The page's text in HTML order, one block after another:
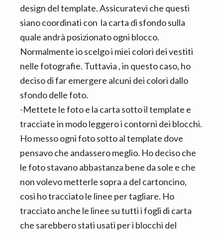
design del template. Assicuratevi che questi
siano coordinati con la carta di sfondo sulla
quale andrà posizionato ogni blocco.
Normalmente io scelgo i miei colori dei vestiti
nelle fotografie. Tuttavia , in questo caso, ho
deciso di far emergere alcuni dei colori dallo
sfondo delle foto.
-Mettete le foto e la carta sotto il template e
tracciate in modo leggero i contorni dei blocchi.
Ho messo ogni foto sotto al template dove
pensavo che andassero meglio. Ho deciso che
le foto stavano abbastanza bene da sole e che
non volevo metterle sopra a del cartoncino,
così ho tracciato le linee per tagliare. Ho
tracciato anche le linee su tutti i fogli di carta
che sarebbero stati usati per i blocchi del